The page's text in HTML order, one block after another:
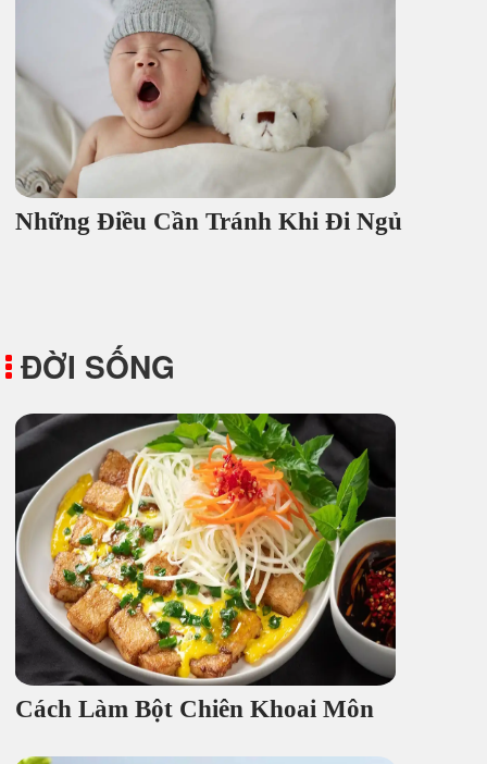
Những Điều Cần Tránh Khi Đi Ngủ
ĐỜI SỐNG
Cách Làm Bột Chiên Khoai Môn